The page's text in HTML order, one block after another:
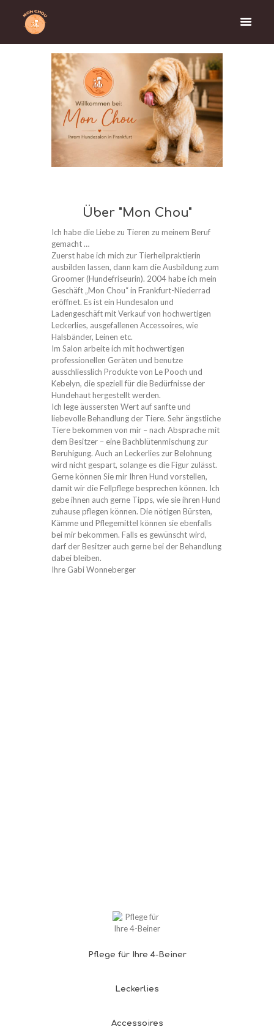
Über "Mon Chou"
Ich habe die Liebe zu Tieren zu meinem Beruf
gemacht …
Zuerst habe ich mich zur Tierheilpraktierin
ausbilden lassen, dann kam die Ausbildung zum
Groomer (Hundefriseurin). 2004 habe ich mein
Geschäft „Mon Chou“ in Frankfurt-Niederrad
eröffnet. Es ist ein Hundesalon und
Ladengeschäft mit Verkauf von hochwertigen
Leckerlies, ausgefallenen Accessoires, wie
Halsbänder, Leinen etc.
Im Salon arbeite ich mit hochwertigen
professionellen Geräten und benutze
ausschliesslich Produkte von Le Pooch und
Kebelyn, die speziell für die Bedürfnisse der
Hundehaut hergestellt werden.
Ich lege äussersten Wert auf sanfte und
liebevolle Behandlung der Tiere. Sehr ängstliche
Tiere bekommen von mir – nach Absprache mit
dem Besitzer – eine Bachblütenmischung zur
Beruhigung. Auch an Leckerlies zur Belohnung
wird nicht gespart, solange es die Figur zulässt.
Gerne können Sie mir Ihren Hund vorstellen,
damit wir die Fellpflege besprechen können. Ich
gebe ihnen auch gerne Tipps, wie sie ihren Hund
zuhause pflegen können. Die nötigen Bürsten,
Kämme und Pflegemittel können sie ebenfalls
bei mir bekommen. Falls es gewünscht wird,
darf der Besitzer auch gerne bei der Behandlung
dabei bleiben.
Ihre Gabi Wonneberger
Pflege für Ihre 4-Beiner
Leckerlies
Accessoires